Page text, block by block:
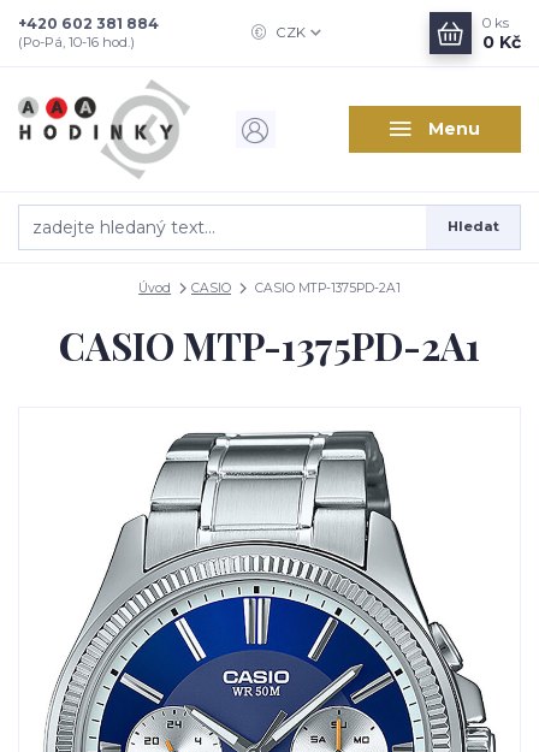
Menu
CZK
Hledat
+420 602 381 884
(Po-Pá, 10-16 hod.)
0 ks
0 Kč
Úvod CASIO CASIO MTP-1375PD-2A1
CASIO MTP-1375PD-2A1